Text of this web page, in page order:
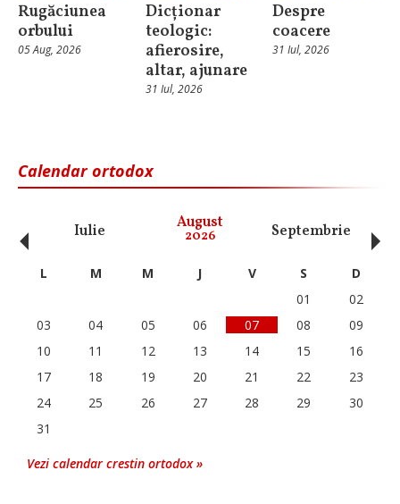
Rugăciunea
orbului
05 Aug, 2026
Dicționar
teologic:
afierosire,
altar, ajunare
31 Iul, 2026
Despre
coacere
31 Iul, 2026
Calendar ortodox
Iulie August
2026 Septembrie
‹ L M M J V S
D
01
02
03
04 05 06 07 08
09
10
11 12 13 14 15
16
17
18 19 20 21 22
23
24
25 26 27 28 29
30
31
Vezi calendar crestin ortodox »